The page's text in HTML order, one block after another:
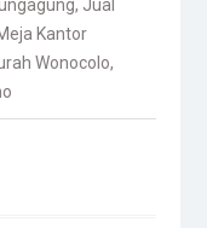
, Jual
Kantor
Wonocolo,